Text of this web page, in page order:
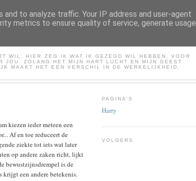
WIL. HIER ZEG IK WAT IK GEZEGD WIL HEBBEN. VOOR
JOU. ZOLANG HET MIJN HART LUCHT EN MIJN GEEST
MAAKT HET EEN VERSCHIL IN DE WERKELIJKHEID.
kiezen ieder meteen een
Af en toe reduceert de
ziekte tot iets wat later
op andere zaken richt, lijkt
bewustzijnsdrempel is de
een andere betekenis.
PAGINA'S
Harry
VOLGERS
to analyze traffic. Your IP address and user-agent
metrics to ensure quality of service, generate usage